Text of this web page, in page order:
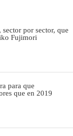
por sector, que
Fujimori
para que
que en 2019